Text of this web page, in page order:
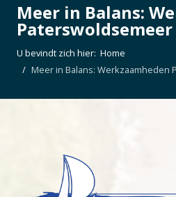
Meer in Balans:
Paterswoldsemeer
U bevindt zich hier: Home
Meer in Balans: Werkzaamheden